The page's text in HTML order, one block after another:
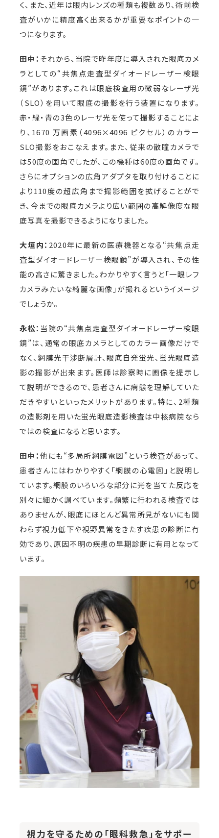
く、また、近年は眼内レンズの種類も複数あり、術前検
査がいかに精度高く出来るかが重要なポイントの一
つになります。
田中： それから、当院で昨年度に導入された眼底カメ
ラとしての“共焦点走査型ダイオードレーザー検眼
鏡”があります。これは眼底検査用の微弱なレーザ光
（SLO）を用いて眼底の撮影を行う装置になります。
赤・緑・青の3色のレーザ光を使って撮影することによ
り、1670 万画素（4096×4096 ピクセル）のカラー
SLO撮影をおこなえます。また、従来の散瞳カメラで
は50度の画角でしたが、この機種は60度の画角です。
さらにオプションの広角アダプタを取り付けることに
より110度の超広角まで撮影範囲を拡げることがで
き、今までの眼底カメラより広い範囲の高解像度な眼
底写真を撮影できるようになりました。
大垣内： 2020年に最新の医療機器となる“共焦点走
査型ダイオードレーザー検眼鏡”が導入され、その性
能の高さに驚きました。わかりやすく言うと「一眼レフ
カメラみたいな綺麗な画像」が撮れるというイメージ
でしょうか。
永松： 当院の“共焦点走査型ダイオードレーザー検眼
鏡”は、通常の眼底カメラとしてのカラー画像だけで
なく、網膜光干渉断層計、眼底自発蛍光、蛍光眼底造
影の撮影が出来ます。医師は診察時に画像を提示し
て説明ができるので、患者さんに病態を理解していた
だきやすいといったメリットがあります。特に、2種類
の造影剤を用いた蛍光眼底造影検査は中核病院なら
ではの検査になると思います。
田中：他にも“多局所網膜電図”という検査があって、
患者さんにはわかりやすく「網膜の心電図」と説明し
ています。網膜のいろいろな部分に光を当てた反応を
別々に細かく調べています。頻繁に行われる検査では
ありませんが、眼底にほとんど異常所見がないにも関
わらず視力低下や視野異常をきたす疾患の診断に有
効であり、原因不明の疾患の早期診断に有用となって
います。
視力を守るための「眼科救急」をサポー